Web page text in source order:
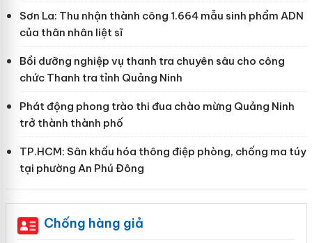
Sơn La: Thu nhận thành công 1.664 mẫu sinh phẩm ADN
của thân nhân liệt sĩ
Bồi dưỡng nghiệp vụ thanh tra chuyên sâu cho công
chức Thanh tra tỉnh Quảng Ninh
Phát động phong trào thi đua chào mừng Quảng Ninh
trở thành thành phố
TP.HCM: Sân khấu hóa thông điệp phòng, chống ma túy
tại phường An Phú Đông
Chống hàng giả